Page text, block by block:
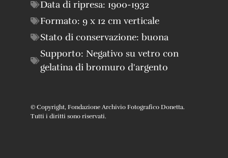
Data di ripresa: 1900-1932
Formato: 9 x 12 cm verticale
Stato di conservazione: buona
Supporto: Negativo su vetro con
gelatina di bromuro d'argento
© Copyright, Fondazione Archivio Fotografico Donetta.
Tutti i diritti sono riservati.